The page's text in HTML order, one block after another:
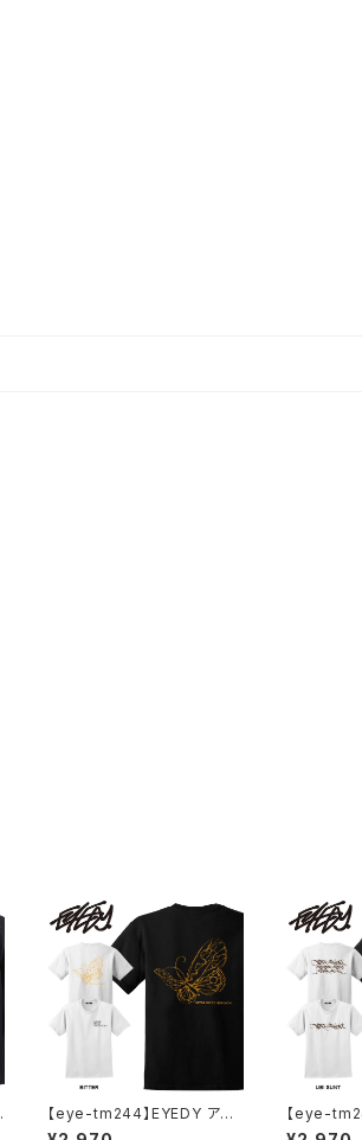
【eye-tm244】EYEDY アイ
ディー BITTER ショートスリ
【eye-
ディー